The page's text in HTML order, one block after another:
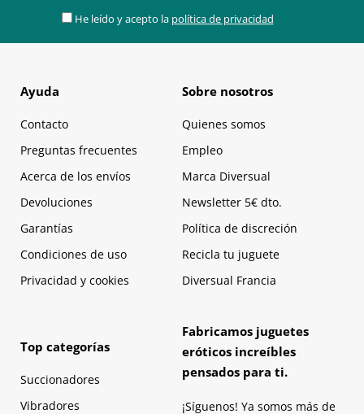
He leído y acepto la política de privacidad
Ayuda
Contacto
Preguntas frecuentes
Acerca de los envíos
Devoluciones
Garantías
Condiciones de uso
Privacidad y cookies
Sobre nosotros
Quienes somos
Empleo
Marca Diversual
Newsletter 5€ dto.
Política de discreción
Recicla tu juguete
Diversual Francia
Top categorías
Succionadores
Vibradores
Fabricamos juguetes
eróticos increíbles
pensados para ti.
¡Síguenos! Ya somos más de